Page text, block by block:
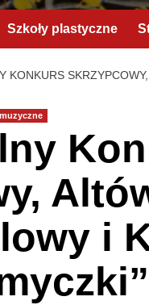
Szkoły plastyczne
KONKURS
i